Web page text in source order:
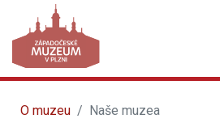
O muzeu Naše muzea